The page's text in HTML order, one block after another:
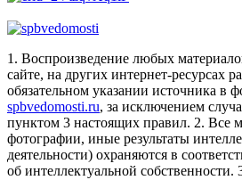
1. Воспроизведение любых
сайте, на других интернет-ресурсах
обязательном указании источника в
spbvedomosti.ru, за исключением
пунктом 3 настоящих правил. 2. Все
фотографии, иные результаты
деятельности) охраняются в
об интеллектуальной собственности.